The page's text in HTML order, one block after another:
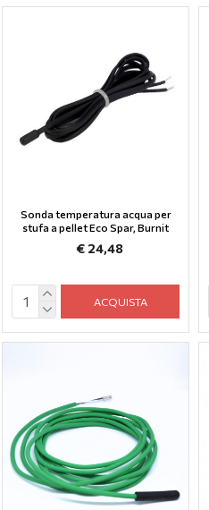
Sonda temperatura acqua per
stufa a pellet Eco Spar, Burnit
€ 24,48
ACQUISTA